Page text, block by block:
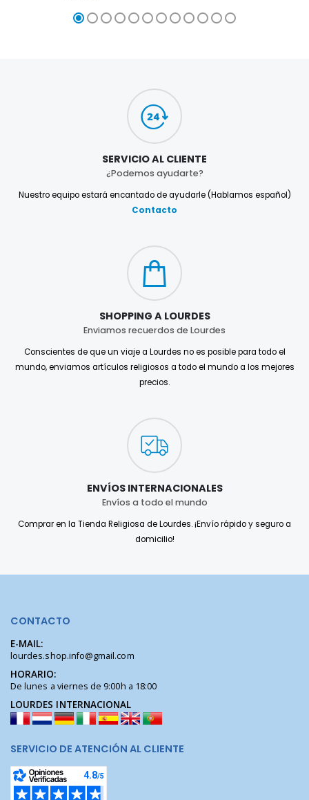
SERVICIO AL CLIENTE
¿Podemos ayudarte?
Nuestro equipo estará encantado de ayudarle (Hablamos español)
Contacto
SHOPPING A LOURDES
Enviamos recuerdos de Lourdes
Conscientes de que un viaje a Lourdes no es posible para todo el
mundo, enviamos artículos religiosos a todo el mundo a los mejores
precios.
ENVÍOS INTERNACIONALES
Envíos a todo el mundo
Comprar en la Tienda Religiosa de Lourdes. ¡Envío rápido y seguro a
domicilio!
CONTACTO
E-MAIL:
lourdes.shop.info@gmail.com
HORARIO:
De lunes a viernes de 9:00h a 18:00
LOURDES INTERNACIONAL
SERVICIO DE ATENCIÓN AL CLIENTE